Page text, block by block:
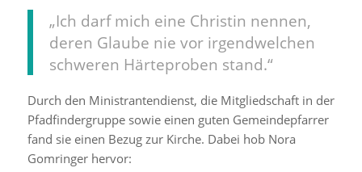
„Ich darf mich eine Christin nennen,
deren Glaube nie vor irgendwelchen
schweren Härteproben stand.“
Durch den Ministrantendienst, die Mitgliedschaft in der
Pfadfindergruppe sowie einen guten Gemeindepfarrer
fand sie einen Bezug zur Kirche. Dabei hob Nora
Gomringer hervor: